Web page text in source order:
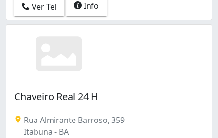
Ver Tel Info
Chaveiro Real 24 H
Rua Almirante Barroso, 359
Itabuna - BA